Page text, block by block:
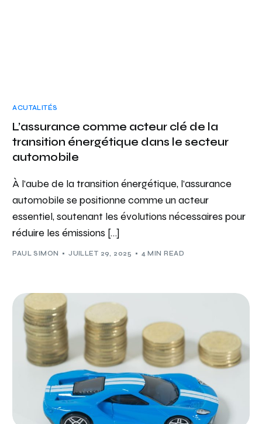
ACUTALITÉS
L’assurance comme acteur clé de la
transition énergétique dans le secteur
automobile
À l’aube de la transition énergétique, l’assurance
automobile se positionne comme un acteur
essentiel, soutenant les évolutions nécessaires pour
réduire les émissions […]
PAUL SIMON JUILLET 29, 2025 4 MIN READ